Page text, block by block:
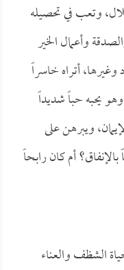
وتعب في تحصيله
وأعمال الخير
أتراه خاسراً
يحبه حباً شديداً
ويبرهن على
بالإنفاق؟ أم كان رابحاً
الشظف والعناء